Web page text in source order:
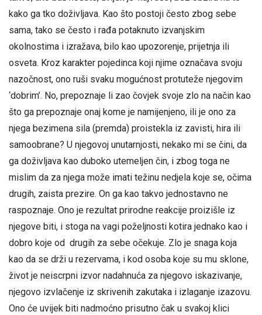
kako ga tko doživljava. Kao što postoji često zbog sebe
sama, tako se često i rađa potaknuto izvanjskim
okolnostima i izražava, bilo kao upozorenje, prijetnja ili
osveta. Kroz karakter pojedinca koji njime označava svoju
nazočnost, ono ruši svaku mogućnost protuteže njegovim
‘dobrim’. No, prepoznaje li zao čovjek svoje zlo na način kao
što ga prepoznaje onaj kome je namijenjeno, ili je ono za
njega bezimena sila (premda) proistekla iz zavisti, hira ili
samoobrane? U njegovoj unutarnjosti, nekako mi se čini, da
ga doživljava kao duboko utemeljen čin, i zbog toga ne
mislim da za njega može imati težinu nedjela koje se, očima
drugih, zaista prezire. On ga kao takvo jednostavno ne
raspoznaje. Ono je rezultat prirodne reakcije proizišle iz
njegove biti, i stoga na vagi poželjnosti kotira jednako kao i
dobro koje od drugih za sebe očekuje. Zlo je snaga koja
kao da se drži u rezervama, i kod osoba koje su mu sklone,
život je neiscrpni izvor nadahnuća za njegovo iskazivanje,
njegovo izvlačenje iz skrivenih zakutaka i izlaganje izazovu.
Ono će uvijek biti nadmoćno prisutno čak u svakoj klici